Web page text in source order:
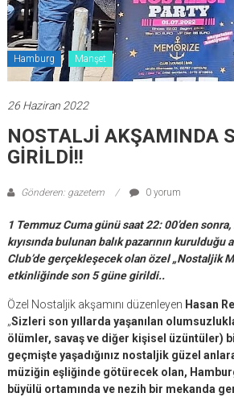
Hamburg Manşet
26 Haziran 2022
NOSTALJİ AKŞAMINDA
GİRİLDİ!!
Gönderen: gazetem 0 yorum
1 Temmuz Cuma günü saat 22: 00’den
kıyısında bulunan balık pazarının
Club’de gerçekleşecek olan özel „Nostaljik
etkinliğinde son 5 güne girildi..
Özel Nostaljik akşamını düzenleyen Hasan
„Sizleri son yıllarda yaşanılan
ölümler, savaş ve diğer kişisel üzüntüler)
geçmişte yaşadığınız nostaljik güzel
müziğin eşliğinde götürecek olan,
büyülü ortamında ve nezih bir mekanda